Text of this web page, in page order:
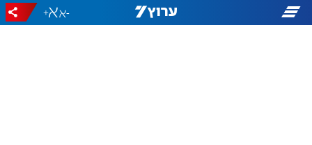
-
+